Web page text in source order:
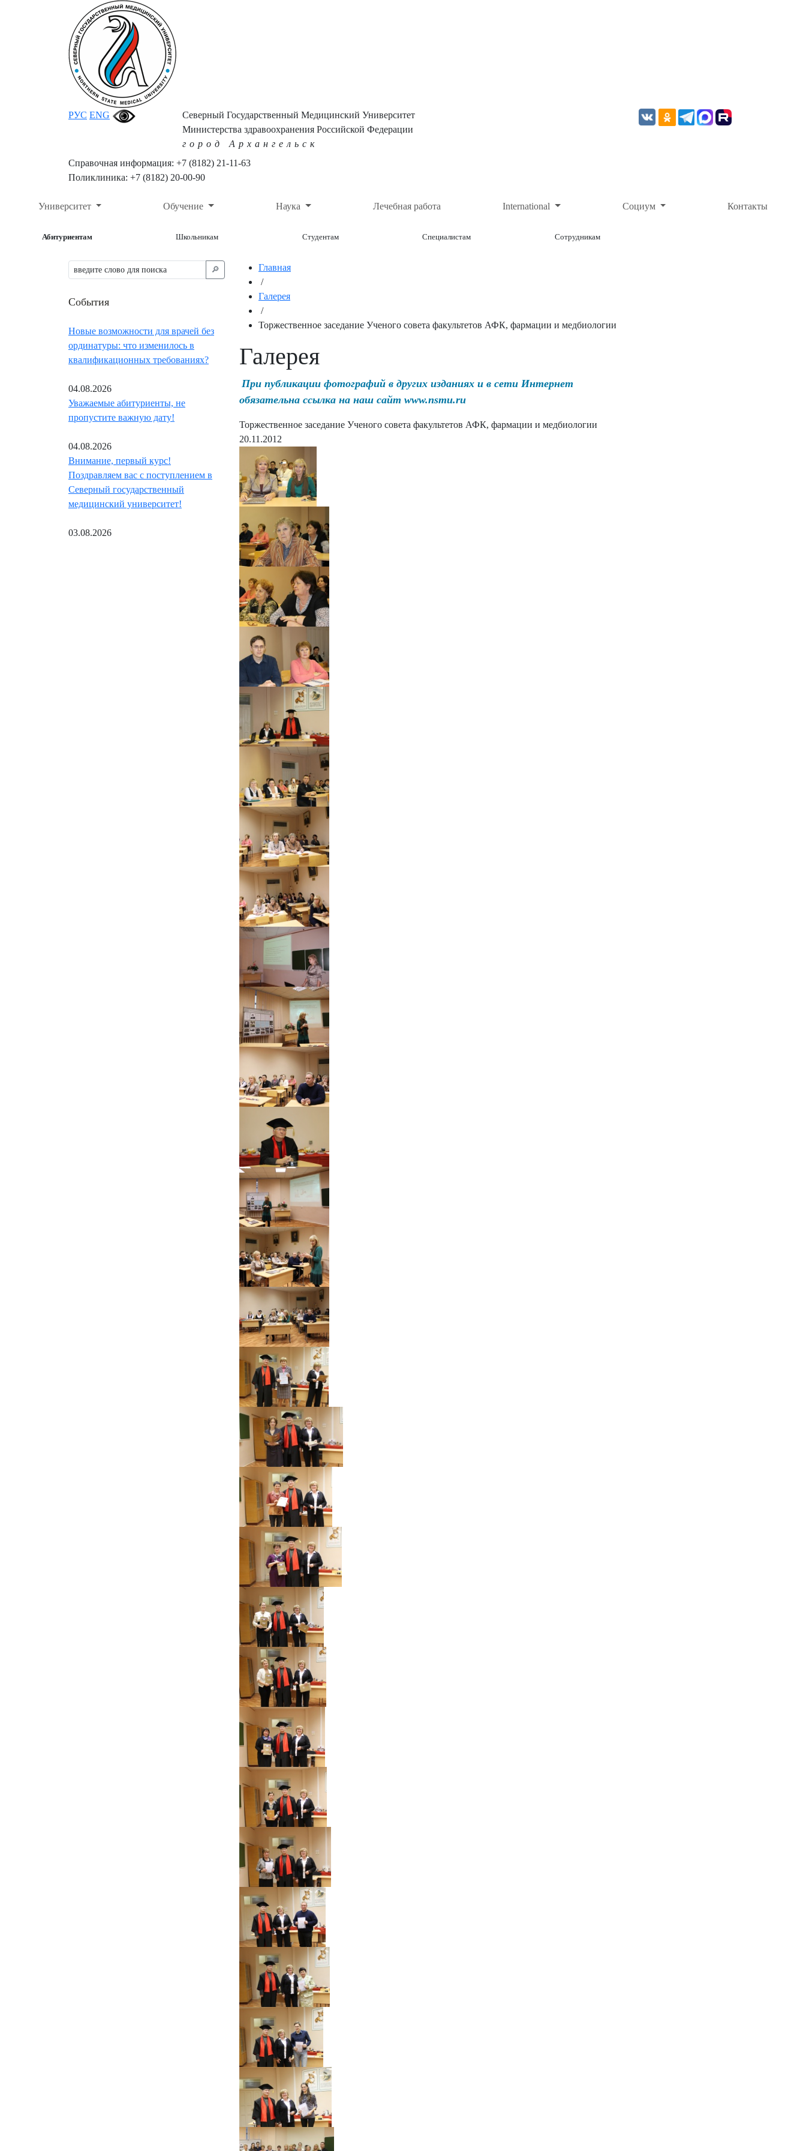
РУС ENG
Северный Государственный Медицинский Университет
Министерства здравоохранения Российской Федерации
город Архангельск
Справочная информация: +7 (8182) 21-11-63
Поликлиника: +7 (8182) 20-00-90
Университет Обучение Наука Лечебная работа International Социум Контакты
Абитуриентам Школьникам Студентам Специалистам Сотрудникам
🔎︎
События
Новые возможности для врачей без
ординатуры: что изменилось в
квалификационных требованиях?
04.08.2026
Уважаемые абитуриенты, не
пропустите важную дату!
04.08.2026
Внимание, первый курс!
Поздравляем вас с поступлением в
Северный государственный
медицинский университет!
03.08.2026
Главная
/
Галерея
/
Торжественное заседание Ученого совета факультетов АФК, фармации и медбиологии
Галерея
При публикации фотографий в других изданиях и в сети Интернет
обязательна ссылка на наш сайт www.nsmu.ru
Торжественное заседание Ученого совета факультетов АФК, фармации и медбиологии
20.11.2012